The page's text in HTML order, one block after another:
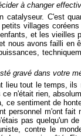
à changer
catalyseur. C'est
villages
et les vieilles
nous avons failli en
gravé dans votre
lieu tout le temps,
n'était rien,
ce sentiment de
personnel m'ont fait
pas quelqu'un
contre le